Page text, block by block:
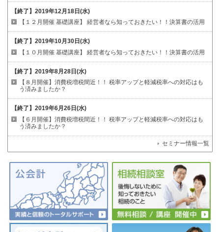
【終了】 2019年12月18日(水)
【１２月開催 基礎講座】 経営者なら知っておきたい！！決算書の活用
【終了】 2019年10月30日(水)
【１０月開催 基礎講座】 経営者なら知っておきたい！！決算書の活用
【終了】 2019年8月28日(水)
【８月開催】消費税増税間近！！ 税率アップと軽減税率への対応はも
う済みましたか？
【終了】 2019年6月26日(水)
【６月開催】消費税増税間近！！ 税率アップと軽減税率への対応はも
う済みましたか？
セミナー情報一覧